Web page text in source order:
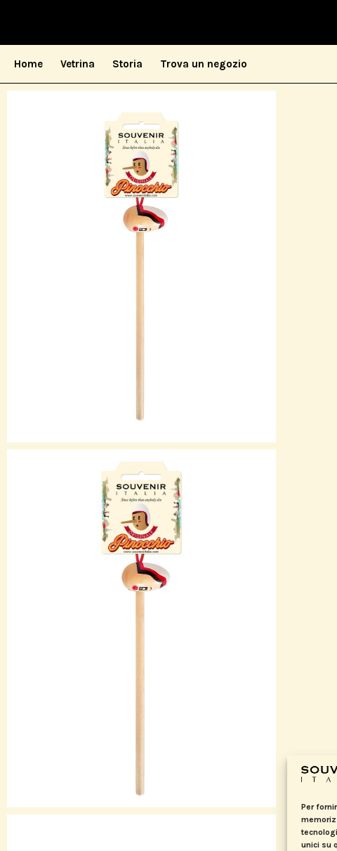
Per
unici su
Home Vetrina Storia Trova un negozio